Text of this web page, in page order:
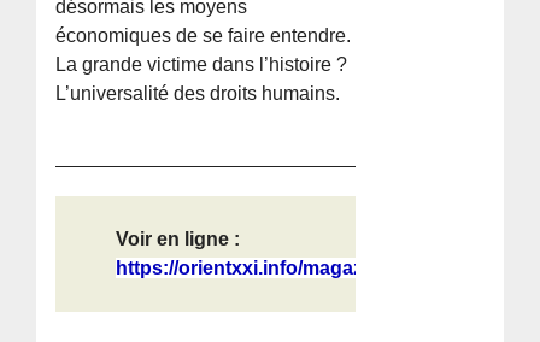
désormais les moyens
économiques de se faire entendre.
La grande victime dans l’histoire ?
L’universalité des droits humains.
Voir en ligne :
https://orientxxi.info/magazine/le-...